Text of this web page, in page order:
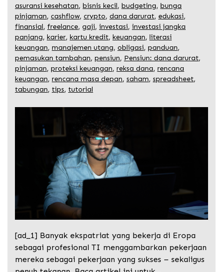
asuransi kesehatan, bisnis kecil, budgeting, bunga
pinjaman, cashflow, crypto, dana darurat, edukasi,
finansial, freelance, gaji, investasi, investasi jangka
panjang, karier, kartu kredit, keuangan, literasi
keuangan, manajemen utang, obligasi, panduan,
pemasukan tambahan, pensiun, Pensiun: dana darurat,
pinjaman, proteksi keuangan, reksa dana, rencana
keuangan, rencana masa depan, saham, spreadsheet,
tabungan, tips, tutorial
[ad_1] Banyak ekspatriat yang bekerja di Eropa
sebagai profesional TI menggambarkan pekerjaan
mereka sebagai pekerjaan yang sukses – sekaligus